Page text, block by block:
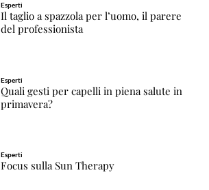
Esperti
Il taglio a spazzola per l’uomo, il parere
del professionista
Esperti
Quali gesti per capelli in piena salute in
primavera?
Esperti
Focus sulla Sun Therapy